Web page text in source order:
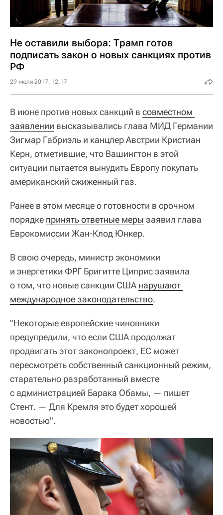
Не оставили выбора: Трамп готов
подписать закон о новых санкциях против
РФ
29 июля 2017, 12:17
В июне против новых санкций в совместном
заявлении высказывались глава МИД Германии
Зигмар Габриэль и канцлер Австрии Кристиан
Керн, отметившие, что Вашингтон в этой
ситуации пытается вынудить Европу покупать
американский сжиженный газ.
Ранее в этом месяце о готовности в срочном
порядке принять ответные меры заявил глава
Еврокомиссии Жан-Клод Юнкер.
В свою очередь, министр экономики
и энергетики ФРГ Бригитте Циприс заявила
о том, что новые санкции США нарушают
международное законодательство.
"Некоторые европейские чиновники
предупредили, что если США продолжат
продвигать этот законопроект, ЕС может
пересмотреть собственный санкционный режим,
старательно разработанный вместе
с администрацией Барака Обамы, — пишет
Стент. — Для Кремля это будет хорошей
новостью".